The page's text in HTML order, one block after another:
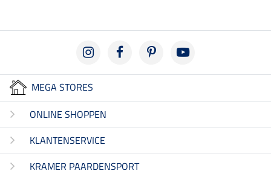
MEGA STORES
ONLINE SHOPPEN
KLANTENSERVICE
KRAMER PAARDENSPORT